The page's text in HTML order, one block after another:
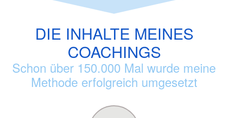
DIE INHALTE MEINES
COACHINGS
Schon über 150.000 Mal wurde meine
Methode erfolgreich umgesetzt